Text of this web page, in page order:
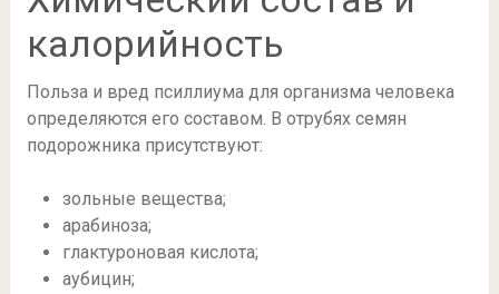
калорийность
Польза и вред псиллиума для организма человека
определяются его составом. В отрубях семян
подорожника присутствуют:
зольные вещества;
арабиноза;
глактуроновая кислота;
аубицин;